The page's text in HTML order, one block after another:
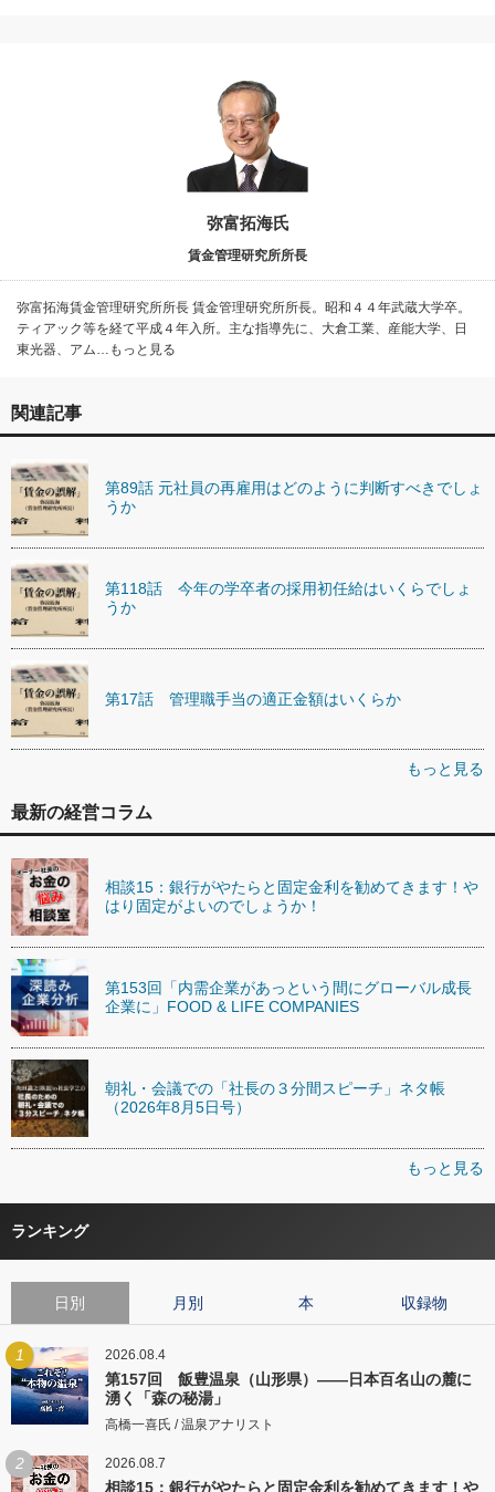
弥富拓海氏
賃金管理研究所所長
弥富拓海賃金管理研究所所長 賃金管理研究所所長。昭和４４年武蔵大学卒。
ティアック等を経て平成４年入所。主な指導先に、大倉工業、産能大学、日
東光器、アム…もっと見る
関連記事
第89話 元社員の再雇用はどのように判断すべきでしょ
うか
第118話 今年の学卒者の採用初任給はいくらでしょ
うか
第17話 管理職手当の適正金額はいくらか
もっと見る
最新の経営コラム
相談15：銀行がやたらと固定金利を勧めてきます！や
はり固定がよいのでしょうか！
第153回「内需企業があっという間にグローバル成長
企業に」FOOD & LIFE COMPANIES
朝礼・会議での「社長の３分間スピーチ」ネタ帳
（2026年8月5日号）
もっと見る
ランキング
日別 月別 本 収録物
1 2026.08.4
第157回 飯豊温泉（山形県）――日本百名山の麓に
湧く「森の秘湯」
高橋一喜氏 / 温泉アナリスト
2 2026.08.7
相談15：銀行がやたらと固定金利を勧めてきます！や